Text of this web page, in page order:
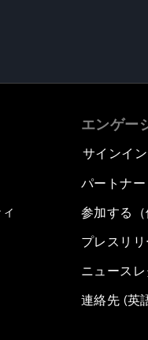
エンゲー
サインイン
パートナ
参加する（
プレスリ
ニュース
連絡先 (英